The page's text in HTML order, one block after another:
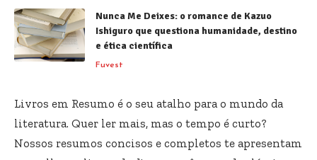
Nunca Me Deixes: o romance de Kazuo
Ishiguro que questiona humanidade, destino
e ética científica
Fuvest
Livros em Resumo é o seu atalho para o mundo da
literatura. Quer ler mais, mas o tempo é curto?
Nossos resumos concisos e completos te apresentam